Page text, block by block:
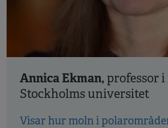
Annica Ekman, professor
Stockholms universitet
Visar hur moln i